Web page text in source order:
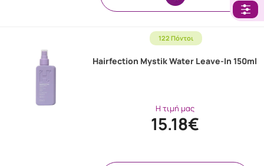
122 Πόντοι
Hairfection Mystik Water Leave-In 150ml
Η τιμή μας
15.18€